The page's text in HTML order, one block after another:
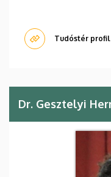
Tudóstér profil
Dr. Gesztelyi